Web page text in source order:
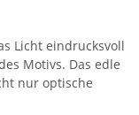
Licht eindrucksvoll
Motivs. Das edle
nur optische